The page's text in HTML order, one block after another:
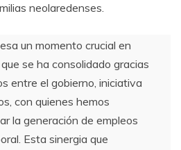
neolaredenses.
un momento crucial en
se ha consolidado gracias
entre el gobierno, iniciativa
con quienes hemos
la generación de empleos
Esta sinergia que